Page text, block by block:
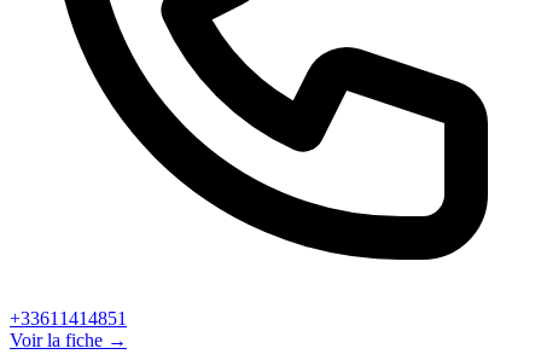
+33611414851
Voir la fiche →